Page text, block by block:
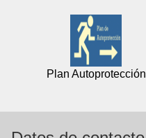
Plan Autoprotección